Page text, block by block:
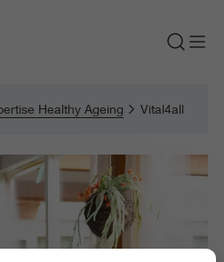
Healthy Ageing Vital4all